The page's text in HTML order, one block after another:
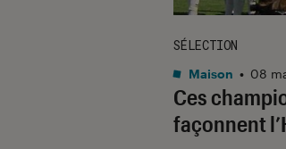
Ces
façonnent
SÉLECTION
Maison • 08